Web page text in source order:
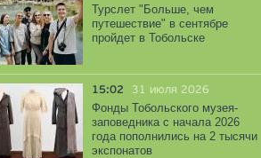
Турслет "Больше, чем
путешествие" в сентябре
пройдет в Тобольске
15:02 31 июля 2026
Фонды Тобольского музея-
заповедника с начала 2026
года пополнились на 2 тысячи
экспонатов